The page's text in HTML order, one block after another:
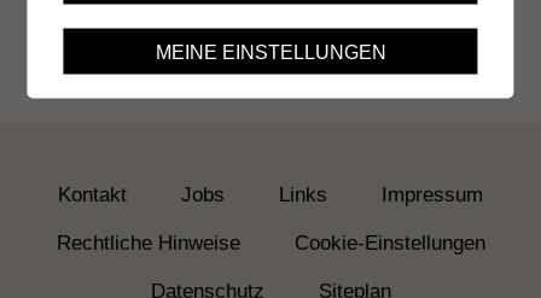
Kontakt Jobs Links Impressum
Rechtliche Hinweise Cookie-Einstellungen
Datenschutz Siteplan
MEINE EINSTELLUNGEN